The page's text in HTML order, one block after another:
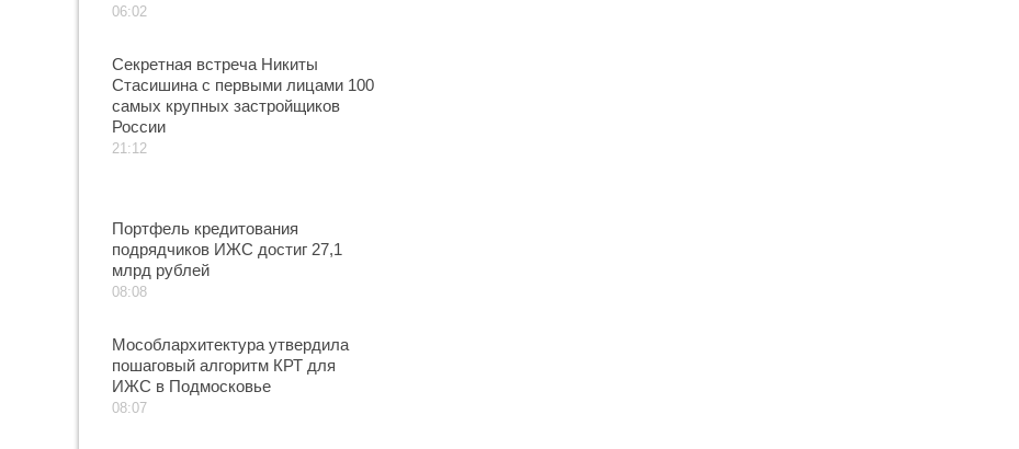
06:02
Секретная встреча Никиты
Стасишина с первыми лицами 100
самых крупных застройщиков
России
21:12
Портфель кредитования
подрядчиков ИЖС достиг 27,1
млрд рублей
08:08
Мособлархитектура утвердила
пошаговый алгоритм КРТ для
ИЖС в Подмосковье
08:07